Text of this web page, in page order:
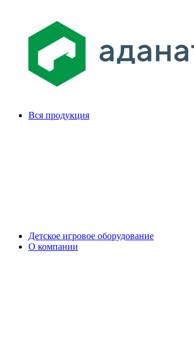
Вся продукция
Детское игровое оборудование
О компании